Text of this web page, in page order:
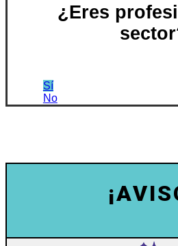
¿Eres
Sí
No